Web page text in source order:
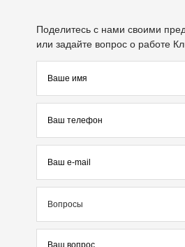
Поделитесь с нами своими
или задайте вопрос о работе
Вопросы